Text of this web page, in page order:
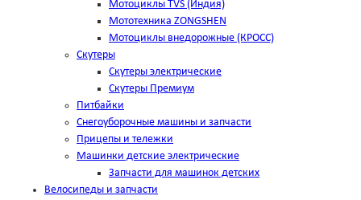
Мотоциклы TVS (Индия)
Мототехника ZONGSHEN
Мотоциклы внедорожные (КРОСС)
Скутеры
Скутеры электрические
Скутеры Премиум
Питбайки
Снегоуборочные машины и запчасти
Прицепы и тележки
Машинки детские электрические
Запчасти для машинок детских
Велосипеды и запчасти